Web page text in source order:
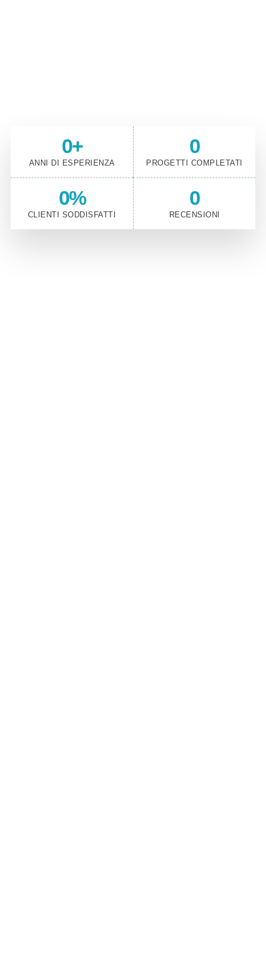
ANNI DI ESPERIENZA
0+
PROGETTI COMPLETATI
0
CLIENTI SODDISFATTI
0%
RECENSIONI
0